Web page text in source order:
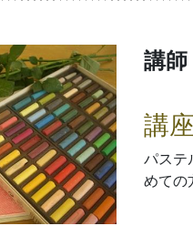
講
講
パステ
めての